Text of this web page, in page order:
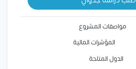
مواصفات المشروع
المؤشرات المالية
الدول المتاحة